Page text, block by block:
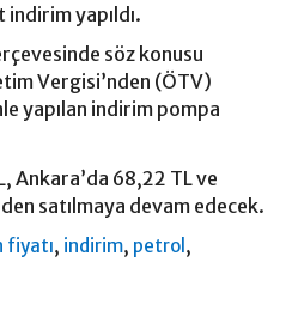
yapıldı.
söz konusu
Vergisi’nden (ÖTV)
yapılan indirim pompa
Ankara’da 68,22 TL ve
satılmaya devam edecek.
fiyatı, indirim, petrol ,